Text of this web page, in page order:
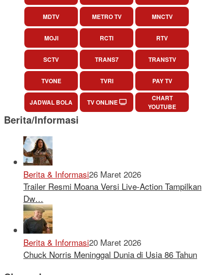
MDTV METRO TV MNCTV
MOJI RCTI RTV
SCTV TRANS7 TRANSTV
TVONE TVRI PAY TV
JADWAL BOLA TV ONLINE
CHART
YOUTUBE
Berita/Informasi
Berita & Informasi26 Maret 2026
Trailer Resmi Moana Versi Live-Action Tampilkan
Dw…
Berita & Informasi20 Maret 2026
Chuck Norris Meninggal Dunia di Usia 86 Tahun